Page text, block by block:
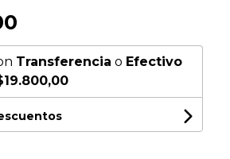
Transferencia o Efectivo